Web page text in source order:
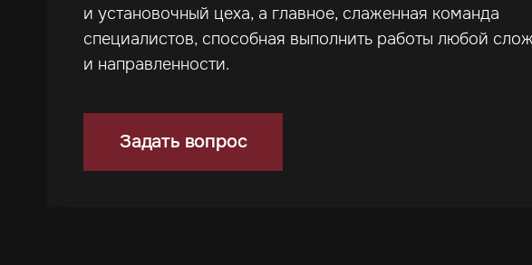
и установочный цеха, а главное, слаженная команда
специалистов, способная выполнить работы любой
и направленности.
Задать вопрос